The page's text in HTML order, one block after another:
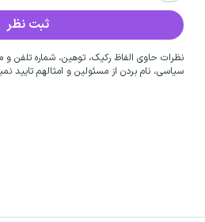
نظرات حاوی الفاظ رکیک، توهین، شماره تلفن و
سیاسی، نام بردن از مسئولین و امثالهم تایید